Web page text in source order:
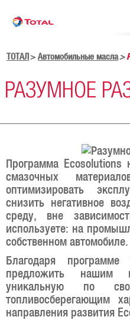
ТОТАЛ Автомобильные масла
РАЗУМНОЕ
Программа Ecosolutions
смазочных
оптимизировать
снизить негативное
среду, вне
используете: на
собственном автомобиле.
Благодаря
предложить нашим
уникальную по
топливосберегающим
направления развития